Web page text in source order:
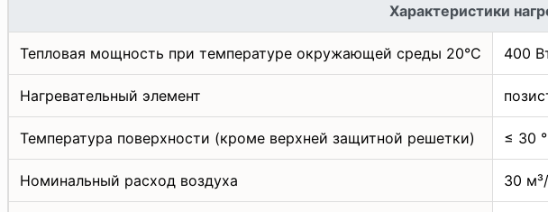
Характеристики
Тепловая мощность при температуре окружающей среды 20°C 400
Нагревательный элемент
Температура поверхности (кроме верхней защитной решетки) ≤ 30
Номинальный расход воздуха 30